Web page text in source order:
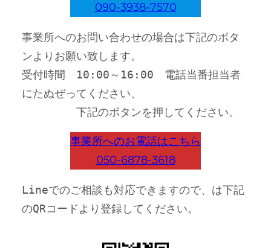
090-3938-7570
事業所へのお問い合わせの場合は下記のボタ
ンよりお願い致します。
受付時間　10:00～16:00　電話当番担当者
にたぬぜってください、
下記のボタンを押してください。
事業所へのお電話はこちら
050-6878-3618
Lineでのご相談も対応できますので、は下記
のQRコードより登録してください。